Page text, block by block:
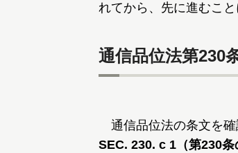
れてから、先に進むこと
通信品位法第230
通信品位法の条文を確
SEC. 230. c 1（第230条